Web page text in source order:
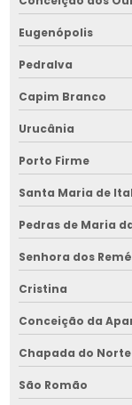
Secador para grãos
Secador para grãos
Secador de grãos
Secador de grãos
Secador de grãos
Secador de grãos a
Secador de grãos
Secador de grãos
Secador de grãos
Secador de grãos
Eugenópolis
Pedralva
Capim Branco
Urucânia
Porto Firme
Santa Maria de
Pedras de Maria
Senhora dos
Cristina
Conceição da
Chapada do Norte
São Romão